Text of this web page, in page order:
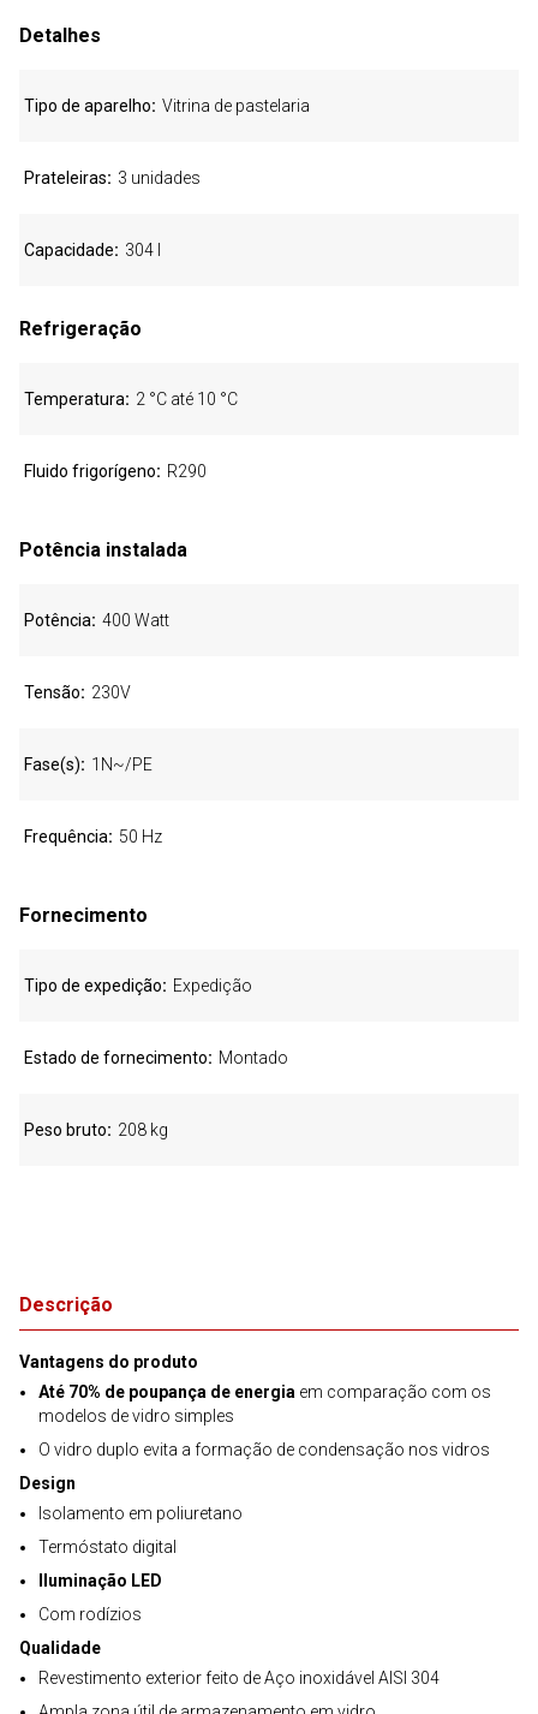
Descrição
Vantagens do produto
Até 70% de poupança de energia em comparação com os
modelos de vidro simples
O vidro duplo evita a formação de condensação nos vidros
Design
Isolamento em poliuretano
Termóstato digital
Iluminação LED
Com rodízios
Qualidade
Revestimento exterior feito de Aço inoxidável AISI 304
Detalhes
Tipo de aparelho Vitrina de pastelaria
Prateleiras 3 unidades
Capacidade 304 l
Refrigeração
Temperatura 2 °C até 10 °C
Fluido frigorígeno R290
Potência instalada
Potência 400 Watt
Tensão 230V
Fase(s) 1N~/PE
Frequência 50 Hz
Fornecimento
Tipo de expedição Expedição
Estado de fornecimento Montado
Peso bruto 208 kg